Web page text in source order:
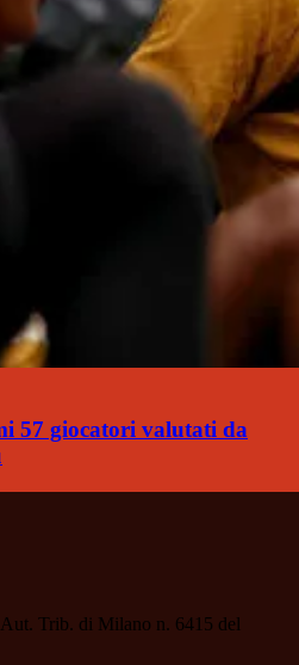
57 giocatori valutati da
Trib. di Milano n. 6415 del